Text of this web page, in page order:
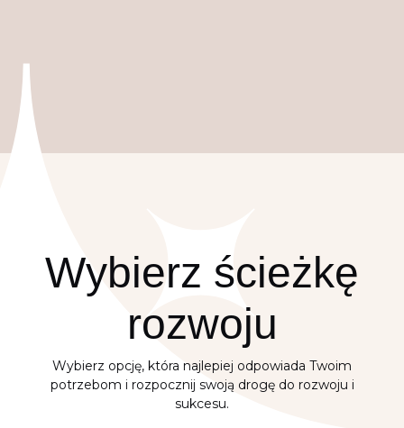
Wybierz ścieżkę
rozwoju
Wybierz opcję, która najlepiej odpowiada Twoim
potrzebom i rozpocznij swoją drogę do rozwoju i
sukcesu.